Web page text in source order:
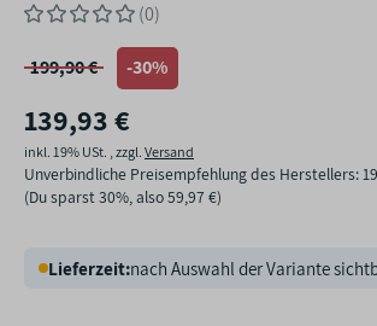
(0)
199,90 € -30%
139,93 €
inkl. 19% USt. , zzgl.Versand
Unverbindliche Preisempfehlung des Herstellers:
(Du sparst30%, also59,97 €)
Lieferzeit:nach Auswahl der Variante